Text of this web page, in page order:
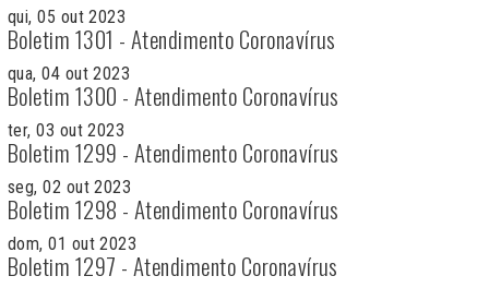
qui, 05 out 2023
Boletim 1301 - Atendimento Coronavírus
qua, 04 out 2023
Boletim 1300 - Atendimento Coronavírus
ter, 03 out 2023
Boletim 1299 - Atendimento Coronavírus
seg, 02 out 2023
Boletim 1298 - Atendimento Coronavírus
dom, 01 out 2023
Boletim 1297 - Atendimento Coronavírus